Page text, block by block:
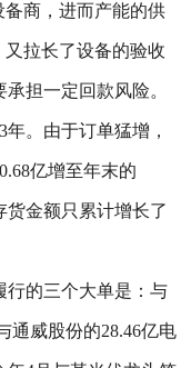
备商，进而产能的供
又拉长了设备的验收
担一定回款风险。
。由于订单猛增，
亿增至年末的
货金额只累计增长了
行的三个大单是：与
通威股份的28.46亿电